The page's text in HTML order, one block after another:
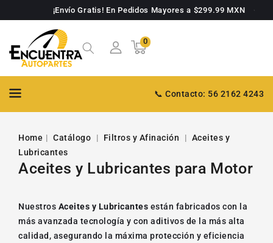
¡Envío Gratis! En Pedidos Mayores a $299.99 MXN
Carrito
00
artículos
📞 Contacto: 56 2162 4243
Home Catálogo Filtros y Afinación
Aceites y
Lubricantes
Aceites y Lubricantes para Motor
Nuestros Aceites y Lubricantes están fabricados con la
más avanzada tecnología y con aditivos de la más alta
calidad, asegurando la máxima protección y eficiencia